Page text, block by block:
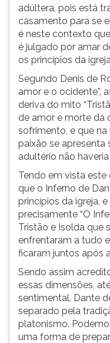
adúltera, pois está
casamento para se
é neste contexto
é julgado por amar
os princípios da
Segundo Denis de
amor e o ocidente”,
deriva do mito
de amor e morte dá
sofrimento, e que
paixão se apresenta
adultério não
Tendo em vista
que o Inferno de
princípios da igreja, e
precisamente “O
Tristão e Isolda que
enfrentaram a tudo
ficaram juntos após
Sendo assim
essas dimensões,
sentimental. Dante
separado pela
platonismo.
uma forma de